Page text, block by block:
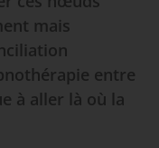
mais
entre
à aller là où la